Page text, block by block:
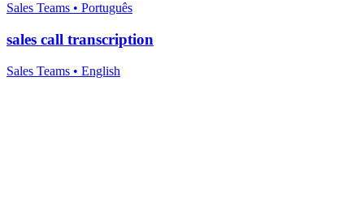
Sales Teams • Português
sales call transcription
Sales Teams • English